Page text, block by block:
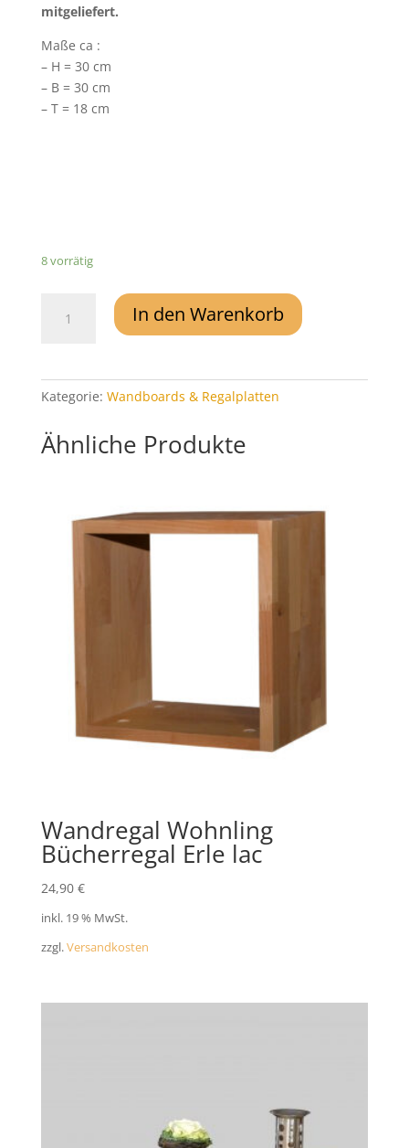
mitgeliefert.
Maße ca :
– H = 30 cm
– B = 30 cm
– T = 18 cm
8 vorrätig
Wohnling
Menge
In den Warenkorb
Kategorie: Wandboards & Regalplatten
Ähnliche Produkte
Wandregal Wohnling
Bücherregal Erle lac
24,90 €
inkl. 19 % MwSt.
zzgl.Versandkosten